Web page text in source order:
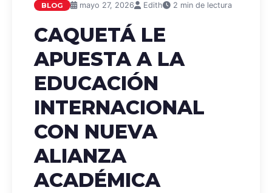
BLOG mayo 27, 2026 Edith 2 min de lectura
CAQUETÁ LE
APUESTA A LA
EDUCACIÓN
INTERNACIONAL
CON NUEVA
ALIANZA
ACADÉMICA